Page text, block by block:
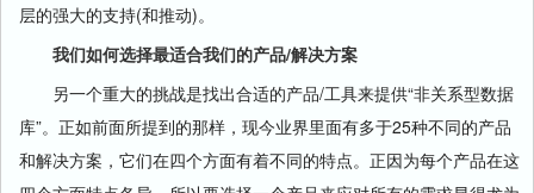
层的强大的支持(和推动)。
我们如何选择最适合我们的产品/解决方案
另一个重大的挑战是找出合适的产品/工具来提供“非关系型数据
库”。正如前面所提到的那样，现今业界里面有多于25种不同的产品
和解决方案，它们在四个方面有着不同的特点。正因为每个产品在这